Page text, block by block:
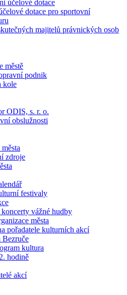
účelové dotace
dotace pro sportovní
majitelů právnických osob
městě
podnik
kole
ODIS, s. r. o.
obslužnosti
zdroje
festivaly
vážné hudby
města
pořadatele kulturních akcí
Bezruče
kultura
hodině
akcí